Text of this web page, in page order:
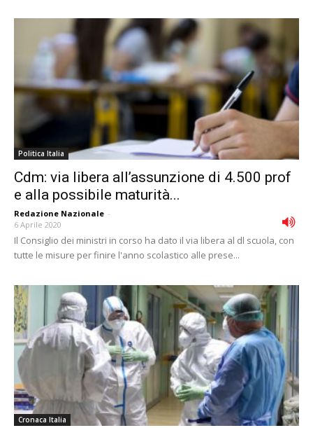
Politica Italia
Cdm: via libera all’assunzione di 4.500 prof
e alla possibile maturità...
Redazione Nazionale -
6 Aprile 2020
Il Consiglio dei ministri in corso ha dato il via libera al dl scuola, con
tutte le misure per finire l'anno scolastico alle prese...
Cronaca Italia